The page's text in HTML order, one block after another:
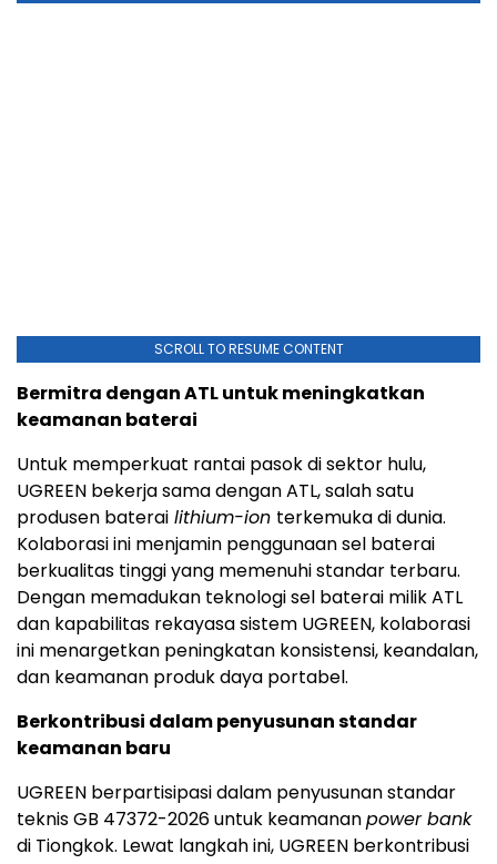
SCROLL TO RESUME CONTENT
Bermitra dengan ATL untuk meningkatkan
keamanan baterai
Untuk memperkuat rantai pasok di sektor hulu,
UGREEN bekerja sama dengan ATL, salah satu
produsen baterai lithium-ion terkemuka di dunia.
Kolaborasi ini menjamin penggunaan sel baterai
berkualitas tinggi yang memenuhi standar terbaru.
Dengan memadukan teknologi sel baterai milik ATL
dan kapabilitas rekayasa sistem UGREEN, kolaborasi
ini menargetkan peningkatan konsistensi, keandalan,
dan keamanan produk daya portabel.
Berkontribusi dalam penyusunan standar
keamanan baru
UGREEN berpartisipasi dalam penyusunan standar
teknis GB 47372-2026 untuk keamananpower bank
di Tiongkok. Lewat langkah ini, UGREEN berkontribusi